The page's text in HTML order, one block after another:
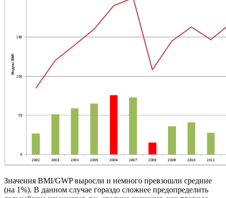
Значения BMI/GWP выросли и немного превзошли средние
(на 1%). В данном случае гораздо сложнее предопределить